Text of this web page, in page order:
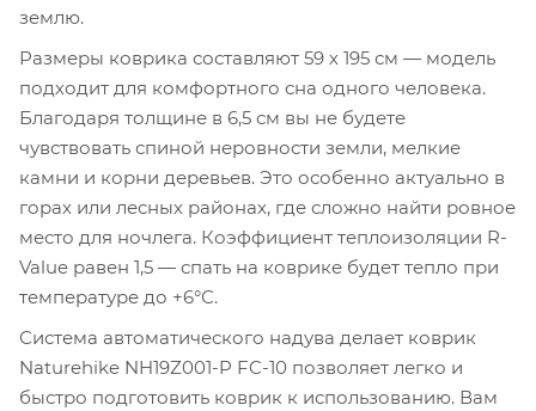
землю.
Размеры коврика составляют 59 х 195 см — модель
подходит для комфортного сна одного человека.
Благодаря толщине в 6,5 см вы не будете
чувствовать спиной неровности земли, мелкие
камни и корни деревьев. Это особенно актуально в
горах или лесных районах, где сложно найти ровное
место для ночлега. Коэффициент теплоизоляции R-
Value равен 1,5 — спать на коврике будет тепло при
температуре до +6°С.
Система автоматического надува делает коврик
Naturehike NH19Z001-P FC-10 позволяет легко и
быстро подготовить коврик к использованию. Вам